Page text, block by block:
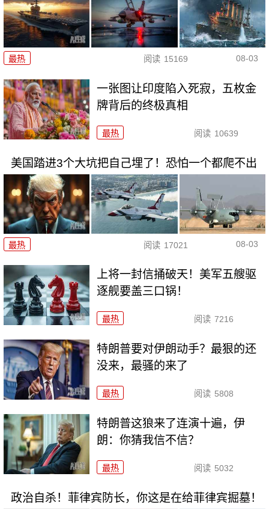
最热 阅读 15169 08-03
一张图让印度陷入死寂，五枚金
牌背后的终极真相
最热 阅读 10639
美国踏进3个大坑把自己埋了！恐怕一个都爬不出
最热 阅读 17021 08-03
上将一封信捅破天！美军五艘驱
逐舰要盖三口锅！
最热 阅读 7216
特朗普要对伊朗动手？最狠的还
没来，最骚的来了
最热 阅读 5808
特朗普这狼来了连演十遍，伊
朗：你猜我信不信？
最热 阅读 5032
政治自杀！菲律宾防长，你这是在给菲律宾掘墓！